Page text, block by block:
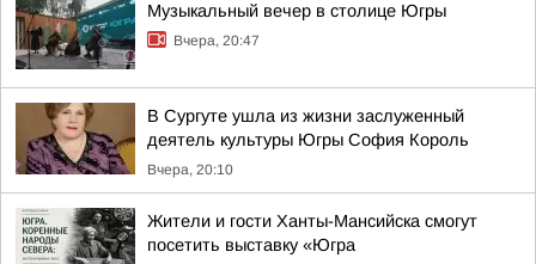
Музыкальный вечер в столице Югры
Вчера, 20:47
В Сургуте ушла из жизни заслуженный
деятель культуры Югры София Король
Вчера, 20:10
Жители и гости Ханты-Мансийска смогут
посетить выставку «Югра